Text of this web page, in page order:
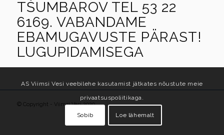
TŠUMBAROV TEL 53 22
6169. VABANDAME
EBAMUGAVUSTE PÄRAST!
LUGUPIDAMISEGA
© Copyright - Viimsi Vesi 2020
AS Viimsi Vesi veebilehe kasutamist jätkates nõustute meie
privaatsuspoliitikaga.
Sobib Loe lähemalt